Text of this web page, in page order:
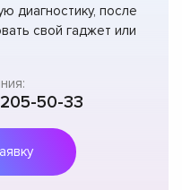
диагностику, после
свой гаджет или
50-33
заявку